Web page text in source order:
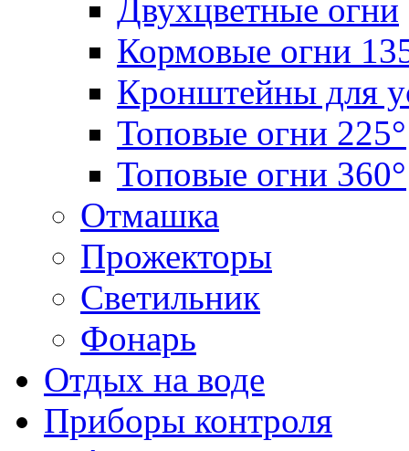
Двухцветные огни
Кормовые огни
Кронштейны для
Топовые огни 225°
Топовые огни 360°
Отмашка
Прожекторы
Светильник
Фонарь
Отдых на воде
Приборы контроля